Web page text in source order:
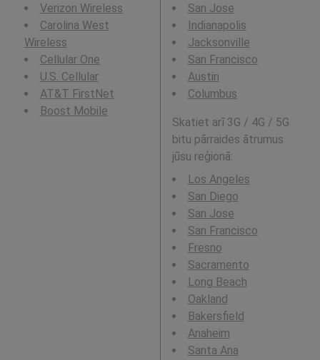
Verizon Wireless
Carolina West
Wireless
Cellular One
U.S. Cellular
AT&T FirstNet
Boost Mobile
San Jose
Indianapolis
Jacksonville
San Francisco
Austin
Columbus
Skatiet arī 3G / 4G / 5G
bitu pārraides ātrumus
jūsu reģionā:
Los Angeles
San Diego
San Jose
San Francisco
Fresno
Sacramento
Long Beach
Oakland
Bakersfield
Anaheim
Santa Ana